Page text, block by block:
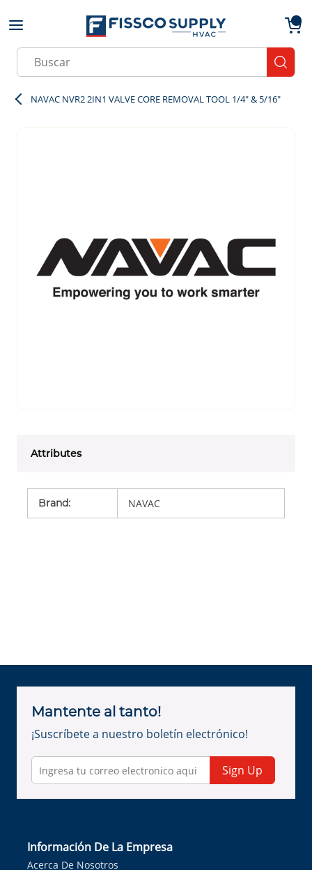
Skip to main content
Site Search
NAVAC NVR2 2IN1 VALVE CORE REMOVAL TOOL 1/4" & 5/16"
Attributes
Brand: NAVAC
Mantente al tanto!
¡Suscríbete a nuestro boletín electrónico!
Sign Up
Información De La Empresa
Acerca De Nosotros